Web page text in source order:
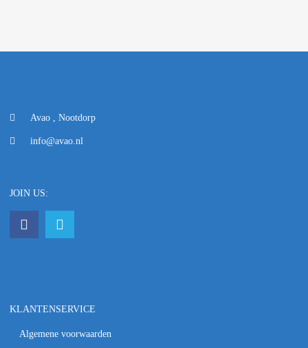
Avao , Nootdorp
info@avao.nl
JOIN US:
KLANTENSERVICE
Algemene voorwaarden